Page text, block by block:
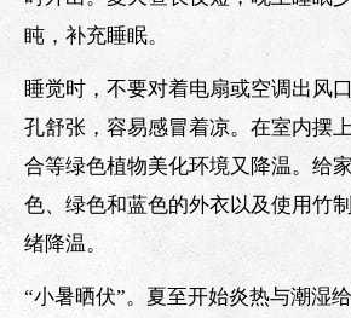
盹，补充睡眠。
睡觉时，不要对着电扇或空调出风
孔舒张，容易感冒着凉。在室内摆
合等绿色植物美化环境又降温。给
色、绿色和蓝色的外衣以及使用竹
绪降温。
“小暑晒伏”。夏至开始炎热与潮湿